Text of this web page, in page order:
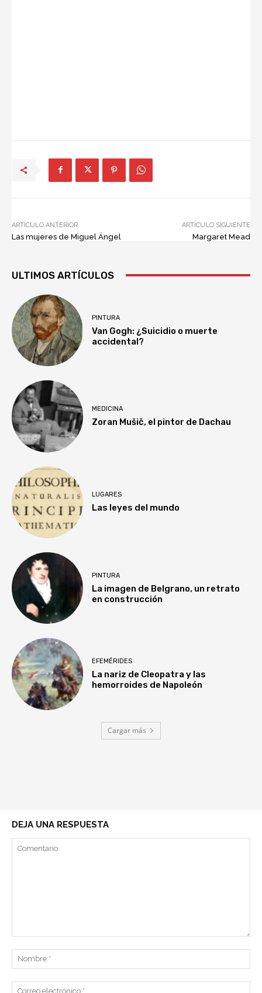
ARTÍCULO ANTERIOR
Las mujeres de Miguel Ángel
ARTÍCULO SIGUIENTE
Margaret Mead
ULTIMOS ARTÍCULOS
PINTURA
Van Gogh: ¿Suicidio o muerte
accidental?
MEDICINA
Zoran Mušič, el pintor de Dachau
LUGARES
Las leyes del mundo
PINTURA
La imagen de Belgrano, un retrato
en construcción
EFEMÉRIDES
La nariz de Cleopatra y las
hemorroides de Napoleón
Cargar más
DEJA UNA RESPUESTA